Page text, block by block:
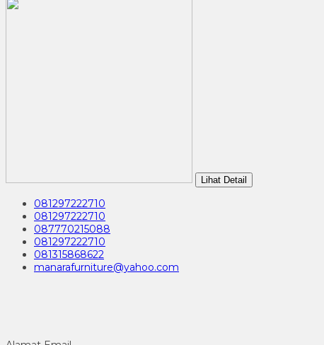
Lihat Detail
081297222710
081297222710
087770215088
081297222710
081315868622
manarafurniture@yahoo.com